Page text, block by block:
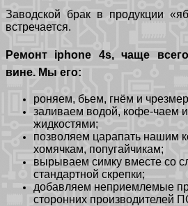
Заводской брак в продукции
встречается.
Ремонт iphone 4s, чаще
вине. Мы его:
роняем, бьем, гнём и
заливаем водой, кофе-чаем
жидкостями;
позволяем царапать нашим
хомячкам, попугайчикам;
вырываем симку вместе со
стандартной скрепки;
добавляем неприемлемые
сторонних производителей